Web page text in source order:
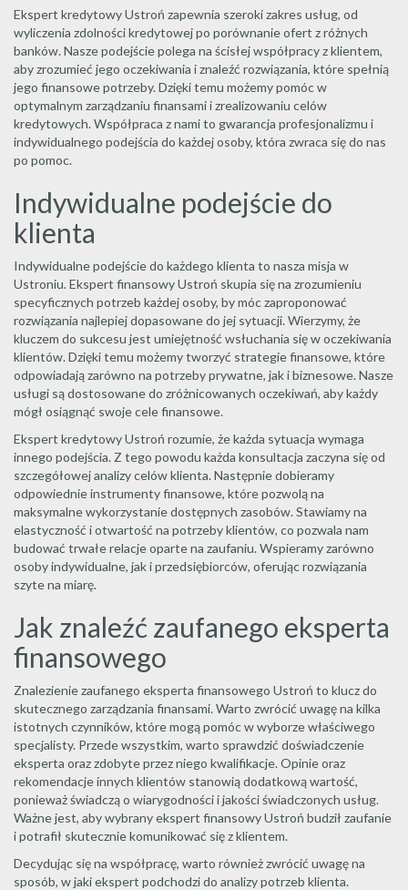
Ekspert kredytowy Ustroń zapewnia szeroki zakres usług, od
wyliczenia zdolności kredytowej po porównanie ofert z różnych
banków. Nasze podejście polega na ścisłej współpracy z klientem,
aby zrozumieć jego oczekiwania i znaleźć rozwiązania, które spełnią
jego finansowe potrzeby. Dzięki temu możemy pomóc w
optymalnym zarządzaniu finansami i zrealizowaniu celów
kredytowych. Współpraca z nami to gwarancja profesjonalizmu i
indywidualnego podejścia do każdej osoby, która zwraca się do nas
po pomoc.
Indywidualne podejście do
klienta
Indywidualne podejście do każdego klienta to nasza misja w
Ustroniu. Ekspert finansowy Ustroń skupia się na zrozumieniu
specyficznych potrzeb każdej osoby, by móc zaproponować
rozwiązania najlepiej dopasowane do jej sytuacji. Wierzymy, że
kluczem do sukcesu jest umiejętność wsłuchania się w oczekiwania
klientów. Dzięki temu możemy tworzyć strategie finansowe, które
odpowiadają zarówno na potrzeby prywatne, jak i biznesowe. Nasze
usługi są dostosowane do zróżnicowanych oczekiwań, aby każdy
mógł osiągnąć swoje cele finansowe.
Ekspert kredytowy Ustroń rozumie, że każda sytuacja wymaga
innego podejścia. Z tego powodu każda konsultacja zaczyna się od
szczegółowej analizy celów klienta. Następnie dobieramy
odpowiednie instrumenty finansowe, które pozwolą na
maksymalne wykorzystanie dostępnych zasobów. Stawiamy na
elastyczność i otwartość na potrzeby klientów, co pozwala nam
budować trwałe relacje oparte na zaufaniu. Wspieramy zarówno
osoby indywidualne, jak i przedsiębiorców, oferując rozwiązania
szyte na miarę.
Jak znaleźć zaufanego eksperta
finansowego
Znalezienie zaufanego eksperta finansowego Ustroń to klucz do
skutecznego zarządzania finansami. Warto zwrócić uwagę na kilka
istotnych czynników, które mogą pomóc w wyborze właściwego
specjalisty. Przede wszystkim, warto sprawdzić doświadczenie
eksperta oraz zdobyte przez niego kwalifikacje. Opinie oraz
rekomendacje innych klientów stanowią dodatkową wartość,
ponieważ świadczą o wiarygodności i jakości świadczonych usług.
Ważne jest, aby wybrany ekspert finansowy Ustroń budził zaufanie
i potrafił skutecznie komunikować się z klientem.
Decydując się na współpracę, warto również zwrócić uwagę na
sposób, w jaki ekspert podchodzi do analizy potrzeb klienta.